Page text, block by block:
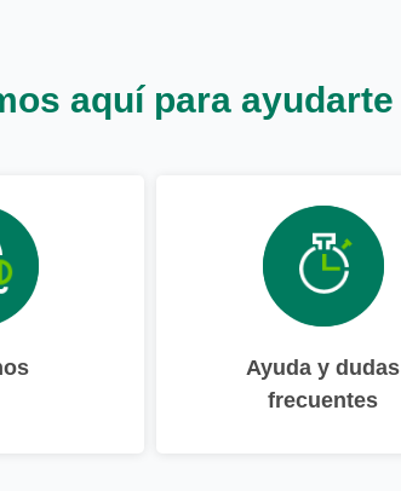
aquí para ayudarte
Ayuda y dudas
frecuentes